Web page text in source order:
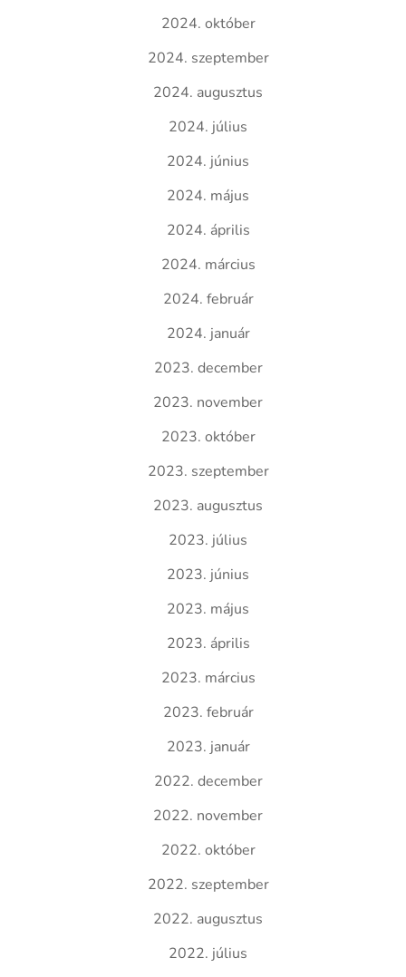
2024. október
2024. szeptember
2024. augusztus
2024. július
2024. június
2024. május
2024. április
2024. március
2024. február
2024. január
2023. december
2023. november
2023. október
2023. szeptember
2023. augusztus
2023. július
2023. június
2023. május
2023. április
2023. március
2023. február
2023. január
2022. december
2022. november
2022. október
2022. szeptember
2022. augusztus
2022. július